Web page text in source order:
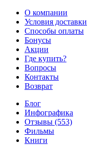
О компании
Условия доставки
Способы оплаты
Бонусы
Акции
Где купить?
Вопросы
Контакты
Возврат
Блог
Инфографика
Отзывы (553)
Фильмы
Книги